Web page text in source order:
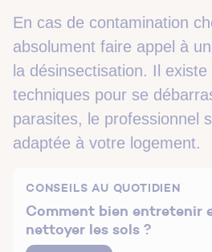
En cas de contamination
absolument faire appel à
la désinsectisation. Il
techniques pour se
parasites, le professionnel
adaptée à votre logement.
Comment bien entretenir
nettoyer les sols ?
CONSEILS AU QUOTIDIEN